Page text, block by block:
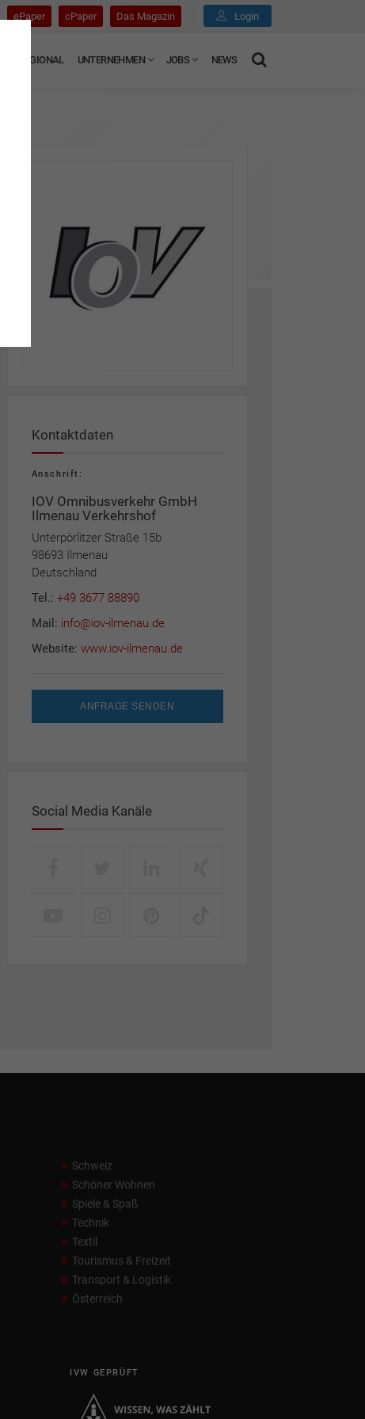
ePaper cPaper Das Magazin Login
REGIONAL UNTERNEHMEN JOBS NEWS
Kontaktdaten
Anschrift:
IOV Omnibusverkehr GmbH
Ilmenau Verkehrshof
Unterpörlitzer Straße 15b
98693 Ilmenau
Deutschland
Tel.: +49 3677 88890
Mail: info@iov-ilmenau.de
Website: www.iov-ilmenau.de
ANFRAGE SENDEN
Social Media Kanäle
Schweiz
Schöner Wohnen
Spiele & Spaß
Technik
Textil
Tourismus & Freizeit
Transport & Logistik
Österreich
IVW GEPRÜFT